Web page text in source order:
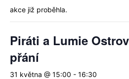
akce již proběhla.
Piráti a Lumie
přání
31 května @ 15:00 - 16:30